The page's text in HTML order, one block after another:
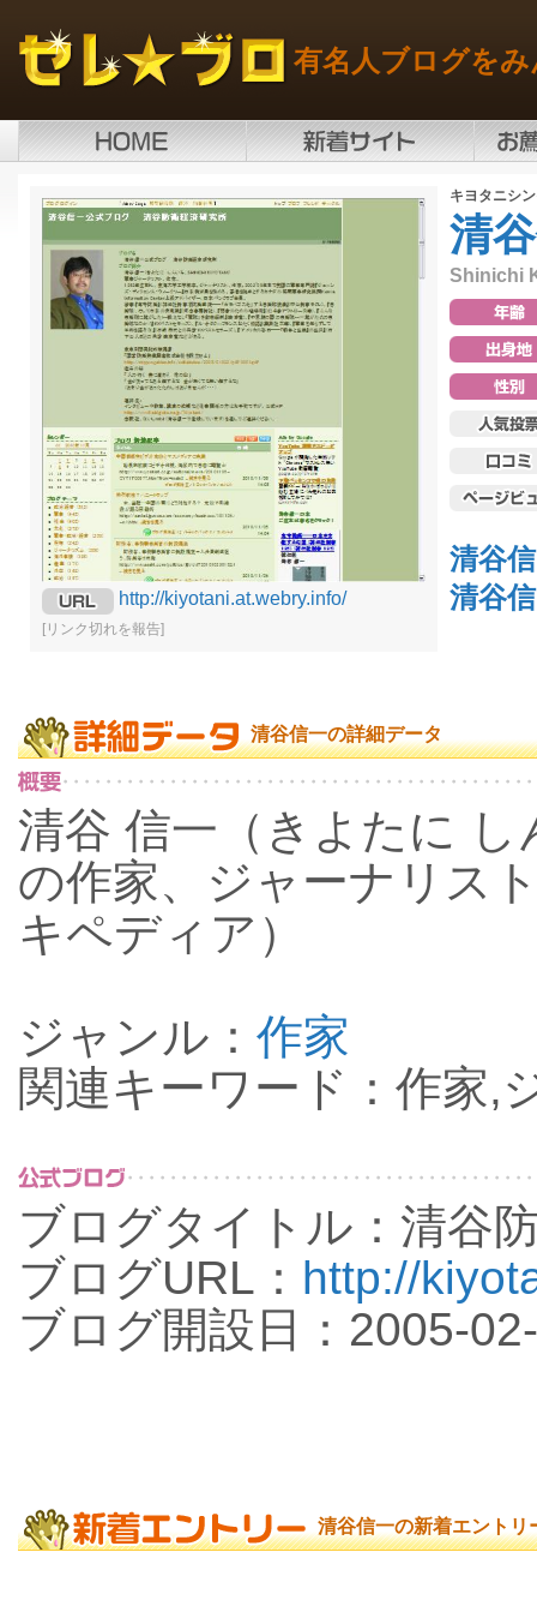
有名人ブログを
http://kiyotani.at.webry.info/
[リンク切れを報告]
キヨタニシ
清
Shinichi
清谷
清谷
清谷信一の詳細データ
清谷 信一（きよたに
の作家、ジャーナリス
キペディア）
ジャンル： 作家
関連キーワード：作家,
ブログタイトル：清谷
ブログURL： http://
ブログ開設日：2005-
清谷信一の新着エントリ